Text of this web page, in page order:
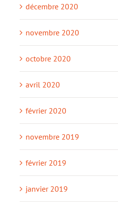
décembre 2020
novembre 2020
octobre 2020
avril 2020
février 2020
novembre 2019
février 2019
janvier 2019